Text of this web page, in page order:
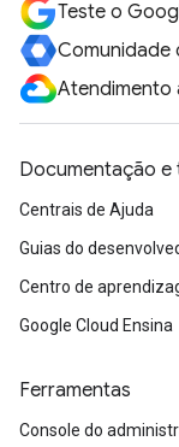
Teste o
Comunidade
Atendimento
Documentação e
Centrais de Ajuda
Guias do
Centro de
Google Cloud Ensina
Ferramentas
Console do